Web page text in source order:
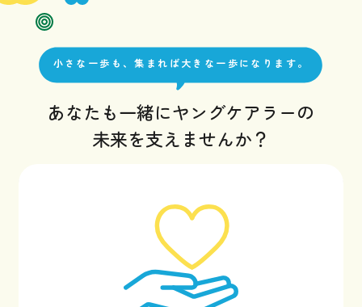
小さな一歩も、集まれば大きな一歩になります。
あなたも一緒にヤングケアラーの
未来を支えませんか？